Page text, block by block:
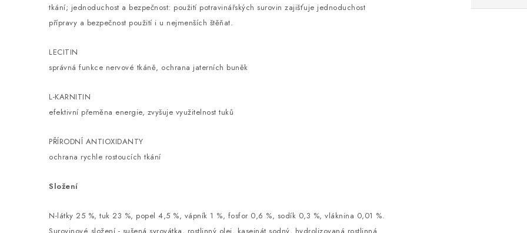
tkání; jednoduchost a bezpečnost: použití potravinářských surovin zajišťuje jednoduchost
přípravy a bezpečnost použití i u nejmenších štěňat.
LECITIN
správná funkce nervové tkáně, ochrana jaterních buněk
L-KARNITIN
efektivní přeměna energie, zvyšuje využitelnost tuků
PŘÍRODNÍ ANTIOXIDANTY
ochrana rychle rostoucích tkání
Složení
N-látky 25 %, tuk 23 %, popel 4,5 %, vápník 1 %, fosfor 0,6 %, sodík 0,3 %, vláknina 0,01 %.